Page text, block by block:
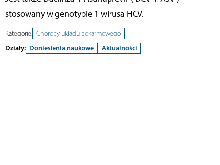
stosowany w genotypie 1 wirusa HCV.
Kategorie: Choroby układu pokarmowego
Działy: Doniesienia naukowe Aktualności